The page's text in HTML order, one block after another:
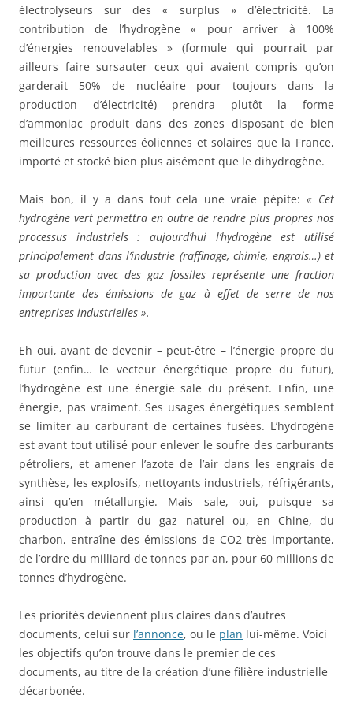
électrolyseurs sur des « surplus » d’électricité. La
contribution de l’hydrogène « pour arriver à 100%
d’énergies renouvelables » (formule qui pourrait par
ailleurs faire sursauter ceux qui avaient compris qu’on
garderait 50% de nucléaire pour toujours dans la
production d’électricité) prendra plutôt la forme
d’ammoniac produit dans des zones disposant de bien
meilleures ressources éoliennes et solaires que la France,
importé et stocké bien plus aisément que le dihydrogène.
Mais bon, il y a dans tout cela une vraie pépite:« Cet
hydrogène vert permettra en outre de rendre plus propres nos
processus industriels : aujourd’hui l’hydrogène est utilisé
principalement dans l’industrie (raffinage, chimie, engrais…) et
sa production avec des gaz fossiles représente une fraction
importante des émissions de gaz à effet de serre de nos
entreprises industrielles ».
Eh oui, avant de devenir – peut-être – l’énergie propre du
futur (enfin… le vecteur énergétique propre du futur),
l’hydrogène est une énergie sale du présent. Enfin, une
énergie, pas vraiment. Ses usages énergétiques semblent
se limiter au carburant de certaines fusées. L’hydrogène
est avant tout utilisé pour enlever le soufre des carburants
pétroliers, et amener l’azote de l’air dans les engrais de
synthèse, les explosifs, nettoyants industriels, réfrigérants,
ainsi qu’en métallurgie. Mais sale, oui, puisque sa
production à partir du gaz naturel ou, en Chine, du
charbon, entraîne des émissions de CO2 très importante,
de l’ordre du milliard de tonnes par an, pour 60 millions de
tonnes d’hydrogène.
Les priorités deviennent plus claires dans d’autres
documents, celui sur l’annonce, ou le plan lui-même. Voici
les objectifs qu’on trouve dans le premier de ces
documents, au titre de la création d’une filière industrielle
décarbonée.